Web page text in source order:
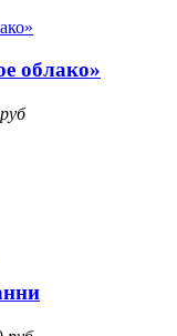
облако»
руб